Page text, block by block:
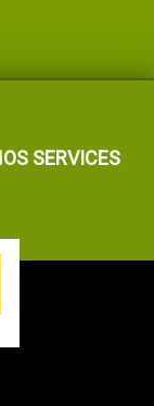
SERVICES